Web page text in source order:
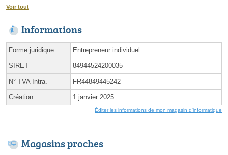
Voir tout
Informations
Forme juridique Entrepreneur individuel
SIRET 84944524200035
N° TVA Intra. FR44849445242
Création 1 janvier 2025
Éditer les informations de mon magasin d'informatique
Magasins proches